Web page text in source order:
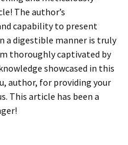
The author’s
capability to present
a digestible manner is truly
thoroughly captivated by
showcased in this
author, for providing your
This article has been a